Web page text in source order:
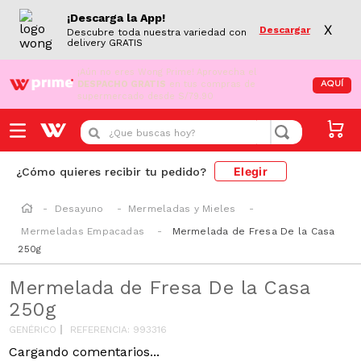
¡Descarga la App!
Descubre toda nuestra variedad con
delivery GRATIS
Descargar X
¡Aún no eres Wong Prime! Aprovecha el
DESPACHO GRATIS en tus compras de
supermercado desde S/79.90
AQUÍ
¿Que buscas hoy?
¿Cómo quieres recibir tu pedido? Elegir
Desayuno
Mermeladas y Mieles
Mermeladas Empacadas
Mermelada de Fresa De la Casa
250g
Mermelada de Fresa De la Casa
250g
GENÉRICO REFERENCIA: 993316
Cargando comentarios...